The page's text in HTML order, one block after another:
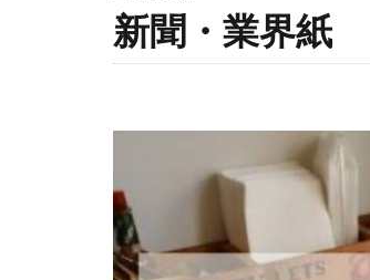
新聞・業界紙